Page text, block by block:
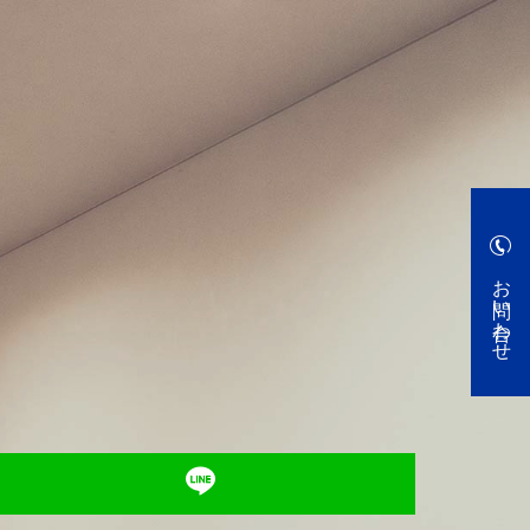
お問い合わせ